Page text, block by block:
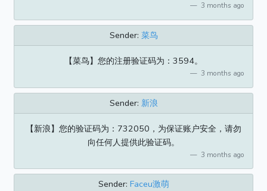
3 months ago
Sender: 菜鸟
【菜鸟】您的注册验证码为：3594。
3 months ago
Sender: 新浪
【新浪】您的验证码为：732050，为保证账户安全，请勿
向任何人提供此验证码。
3 months ago
Sender: Faceu激萌